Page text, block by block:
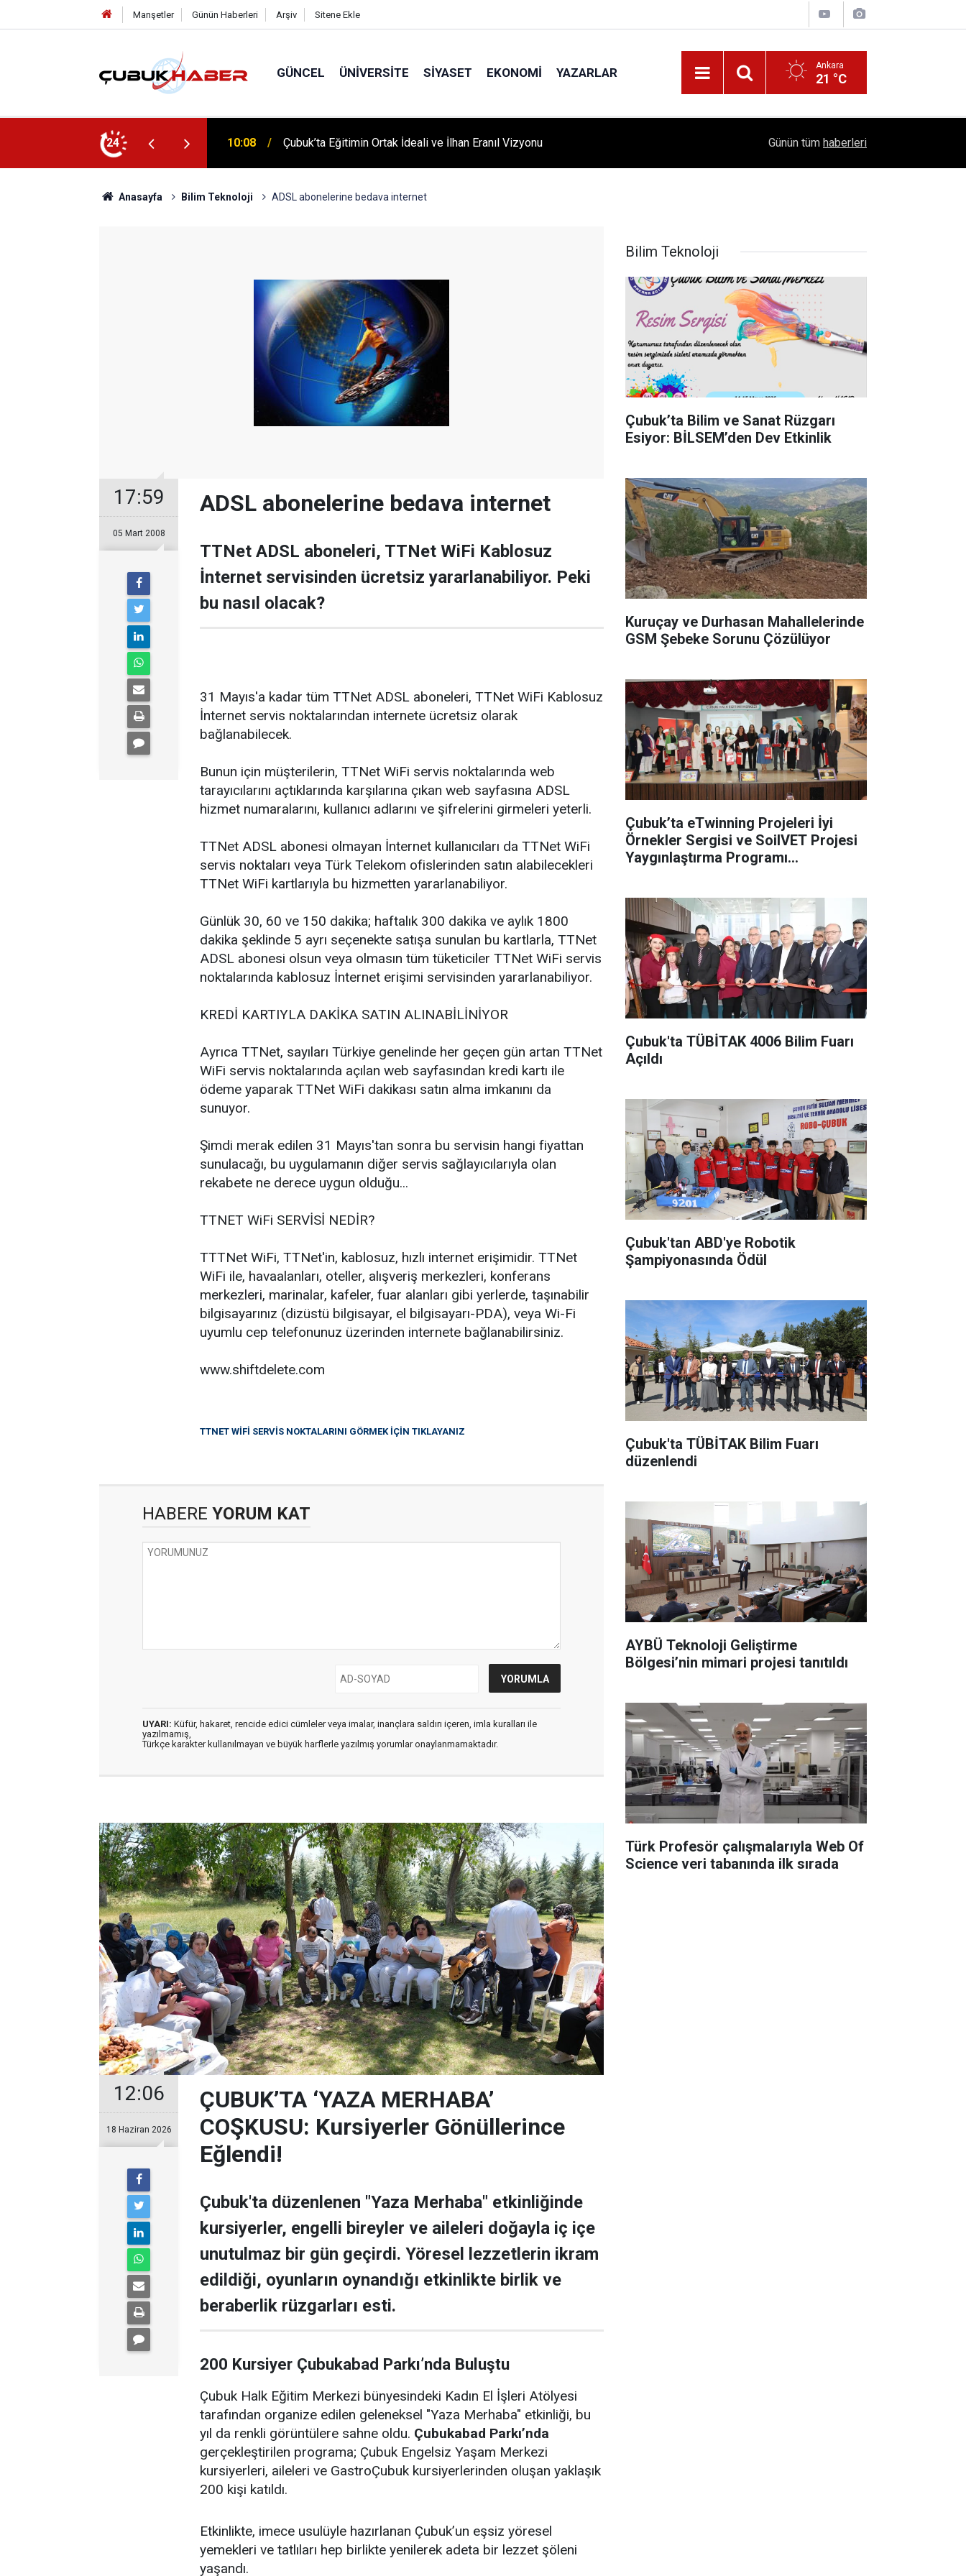
Manşetler Günün Haberleri Arşiv Sitene Ekle
GÜNCEL ÜNIVERSITE SIYASET EKONOMI YAZARLAR Ankara
21 °C
24 12:06 ÇUBUK’TA ‘YAZA MERHABA’ COŞKUSU: Kursiyerler Gönüllerince Eğlendi! 1504 Kep, Tek Bir Hedef: Bilim Kenti Çubuk
Günün tüm haberleri
Anasayfa Bilim Teknoloji ADSL abonelerine bedava internet
17:59
05 Mart 2008
ADSL abonelerine bedava internet
TTNet ADSL aboneleri, TTNet WiFi Kablosuz
İnternet servisinden ücretsiz yararlanabiliyor. Peki
bu nasıl olacak?
31 Mayıs'a kadar tüm TTNet ADSL aboneleri, TTNet WiFi Kablosuz
İnternet servis noktalarından internete ücretsiz olarak
bağlanabilecek.
Bunun için müşterilerin, TTNet WiFi servis noktalarında web
tarayıcılarını açtıklarında karşılarına çıkan web sayfasına ADSL
hizmet numaralarını, kullanıcı adlarını ve şifrelerini girmeleri yeterli.
TTNet ADSL abonesi olmayan İnternet kullanıcıları da TTNet WiFi
servis noktaları veya Türk Telekom ofislerinden satın alabilecekleri
TTNet WiFi kartlarıyla bu hizmetten yararlanabiliyor.
Günlük 30, 60 ve 150 dakika; haftalık 300 dakika ve aylık 1800
dakika şeklinde 5 ayrı seçenekte satışa sunulan bu kartlarla, TTNet
ADSL abonesi olsun veya olmasın tüm tüketiciler TTNet WiFi servis
noktalarında kablosuz İnternet erişimi servisinden yararlanabiliyor.
KREDİ KARTIYLA DAKİKA SATIN ALINABİLİNİYOR
Ayrıca TTNet, sayıları Türkiye genelinde her geçen gün artan TTNet
WiFi servis noktalarında açılan web sayfasından kredi kartı ile
ödeme yaparak TTNet WiFi dakikası satın alma imkanını da
sunuyor.
Şimdi merak edilen 31 Mayıs'tan sonra bu servisin hangi fiyattan
sunulacağı, bu uygulamanın diğer servis sağlayıcılarıyla olan
rekabete ne derece uygun olduğu...
TTNET WiFi SERVİSİ NEDİR?
TTTNet WiFi, TTNet'in, kablosuz, hızlı internet erişimidir. TTNet
WiFi ile, havaalanları, oteller, alışveriş merkezleri, konferans
merkezleri, marinalar, kafeler, fuar alanları gibi yerlerde, taşınabilir
bilgisayarınız (dizüstü bilgisayar, el bilgisayarı-PDA), veya Wi-Fi
uyumlu cep telefonunuz üzerinden internete bağlanabilirsiniz.
www.shiftdelete.com
TTNET WİFİ SERVİS NOKTALARINI GÖRMEK İÇİN TIKLAYANIZ
HABERE YORUM KAT
UYARI: Küfür, hakaret, rencide edici cümleler veya imalar, inançlara saldırı içeren, imla kuralları ile
yazılmamış,
Türkçe karakter kullanılmayan ve büyük harflerle yazılmış yorumlar onaylanmamaktadır.
12:06
18 Haziran 2026
ÇUBUK’TA ‘YAZA MERHABA’
COŞKUSU: Kursiyerler Gönüllerince
Eğlendi!
Çubuk'ta düzenlenen "Yaza Merhaba" etkinliğinde
kursiyerler, engelli bireyler ve aileleri doğayla iç içe
unutulmaz bir gün geçirdi. Yöresel lezzetlerin ikram
edildiği, oyunların oynandığı etkinlikte birlik ve
beraberlik rüzgarları esti.
200 Kursiyer Çubukabad Parkı’nda Buluştu
Çubuk Halk Eğitim Merkezi bünyesindeki Kadın El İşleri Atölyesi
tarafından organize edilen geleneksel "Yaza Merhaba" etkinliği, bu
yıl da renkli görüntülere sahne oldu. Çubukabad Parkı’nda
gerçekleştirilen programa; Çubuk Engelsiz Yaşam Merkezi
kursiyerleri, aileleri ve GastroÇubuk kursiyerlerinden oluşan yaklaşık
200 kişi katıldı.
Etkinlikte, imece usulüyle hazırlanan Çubuk’un eşsiz yöresel
yemekleri ve tatlıları hep birlikte yenilerek adeta bir lezzet şöleni
yaşandı.
Bilim Teknoloji
Çubuk’ta Bilim ve Sanat Rüzgarı
Esiyor: BİLSEM’den Dev Etkinlik
Kuruçay ve Durhasan Mahallelerinde
GSM Şebeke Sorunu Çözülüyor
Çubuk’ta eTwinning Projeleri İyi
Örnekler Sergisi ve SoilVET Projesi
Yaygınlaştırma Programı
Çubuk'ta TÜBİTAK 4006 Bilim Fuarı
Açıldı
Çubuk'tan ABD'ye Robotik
Şampiyonasında Ödül
Çubuk'ta TÜBİTAK Bilim Fuarı
düzenlendi
AYBÜ Teknoloji Geliştirme
Bölgesi’nin mimari projesi tanıtıldı
Türk Profesör çalışmalarıyla Web Of
Science veri tabanında ilk sırada